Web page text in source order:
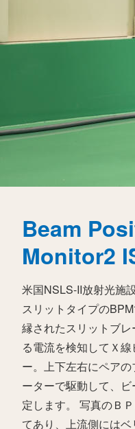
Beam
Monitor2
米国NSLS-II放射光施
スリットタイプの
縁されたスリットブ
る電流を検知してＸ
ー。上下左右にペア
ーターで駆動して、
定します。 写真のＢ
てあり、上流側には